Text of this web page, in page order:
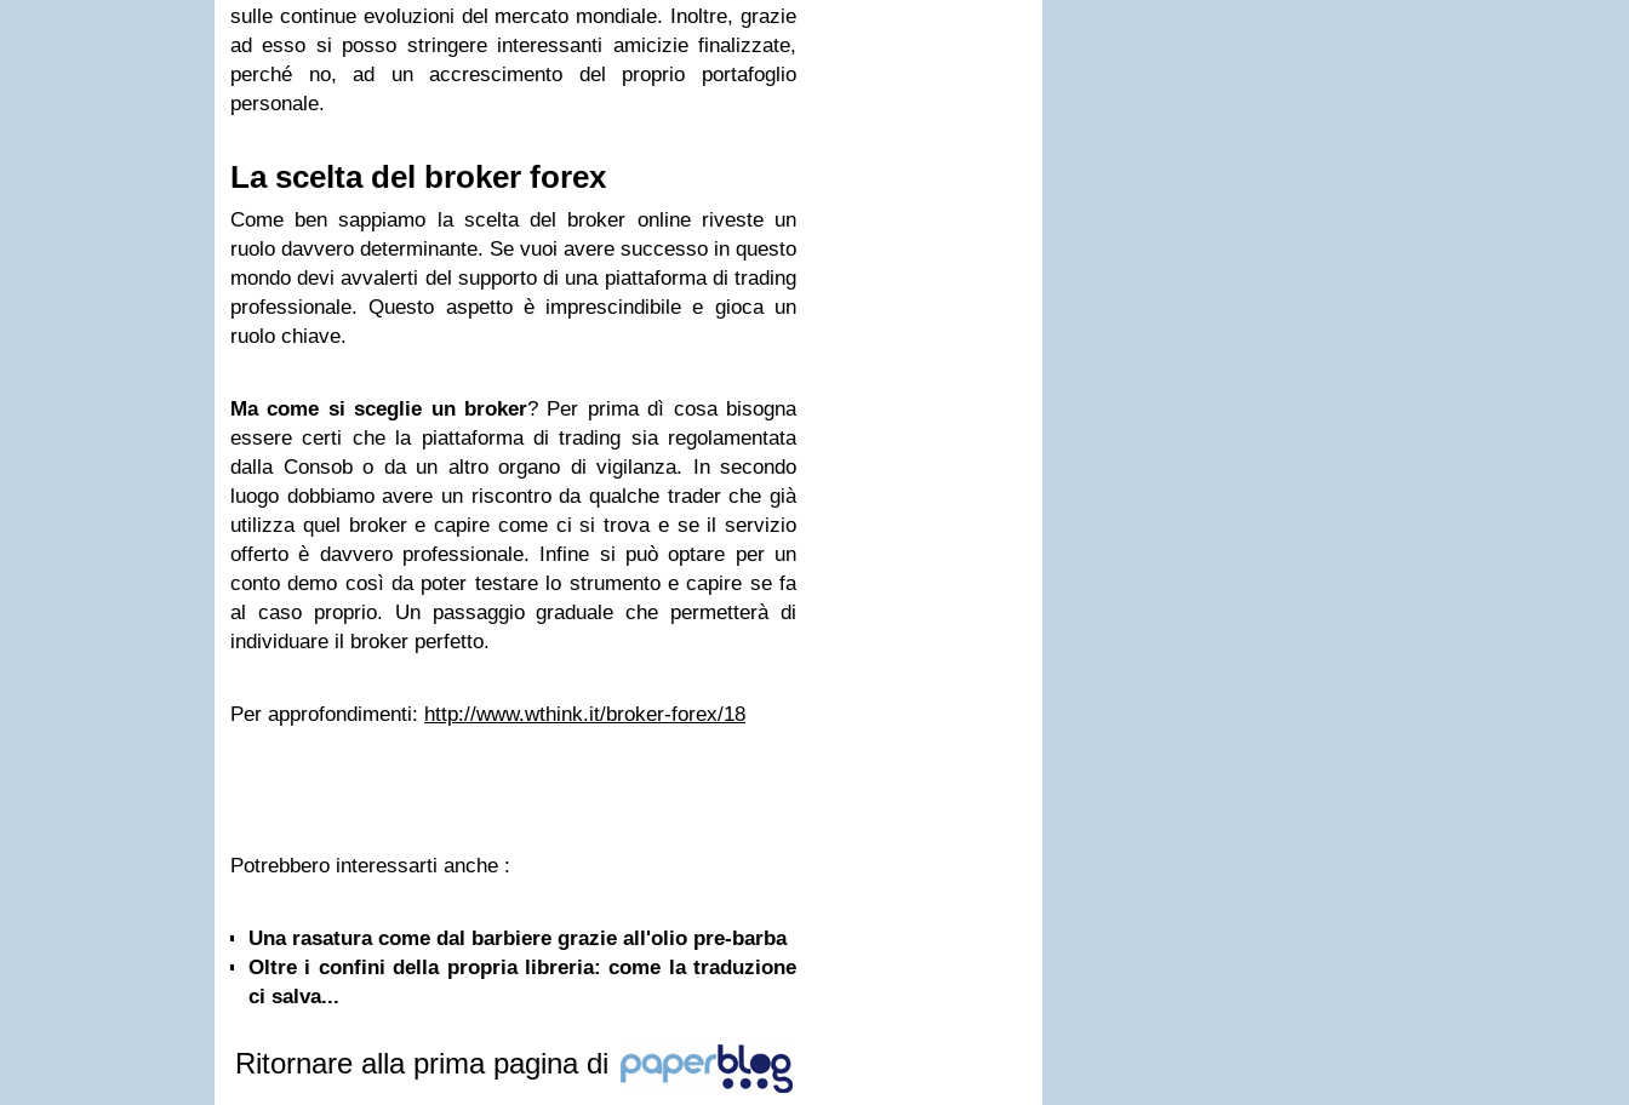
sulle continue evoluzioni del mercato mondiale. Inoltre, grazie
ad esso si posso stringere interessanti amicizie finalizzate,
perché no, ad un accrescimento del proprio portafoglio
personale.
La scelta del broker forex
Come ben sappiamo la scelta del broker online riveste un
ruolo davvero determinante. Se vuoi avere successo in questo
mondo devi avvalerti del supporto di una piattaforma di trading
professionale. Questo aspetto è imprescindibile e gioca un
ruolo chiave.
Ma come si sceglie un broker? Per prima dì cosa bisogna
essere certi che la piattaforma di trading sia regolamentata
dalla Consob o da un altro organo di vigilanza. In secondo
luogo dobbiamo avere un riscontro da qualche trader che già
utilizza quel broker e capire come ci si trova e se il servizio
offerto è davvero professionale. Infine si può optare per un
conto demo così da poter testare lo strumento e capire se fa
al caso proprio. Un passaggio graduale che permetterà di
individuare il broker perfetto.
Per approfondimenti: http://www.wthink.it/broker-forex/18
Potrebbero interessarti anche :
Una rasatura come dal barbiere grazie all'olio pre-barba
Oltre i confini della propria libreria: come la traduzione
ci salva...
Ritornare alla prima pagina di